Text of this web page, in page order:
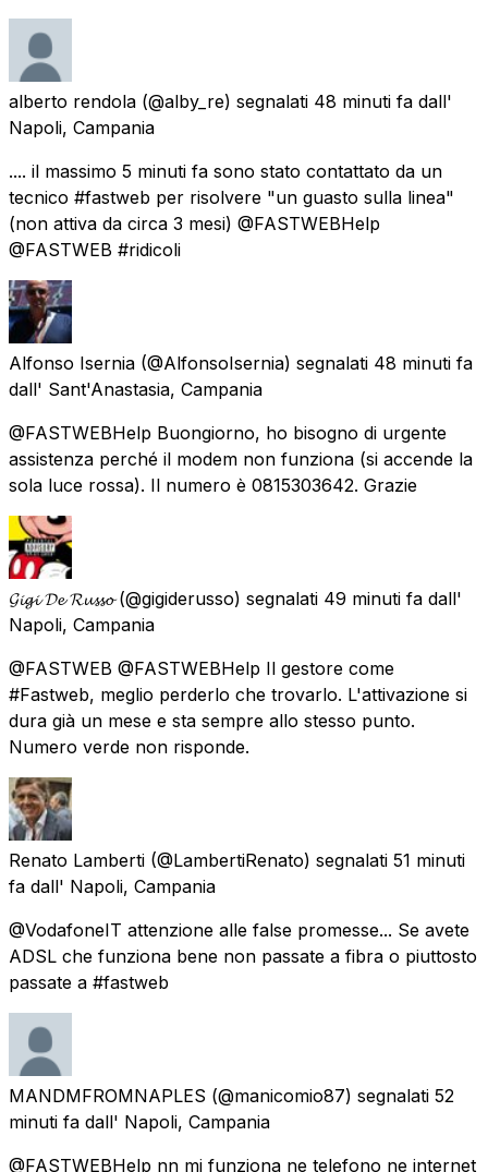
alberto rendola (@alby_re) segnalati 48 minuti fa dall'
Napoli, Campania
.... il massimo 5 minuti fa sono stato contattato da un
tecnico #fastweb per risolvere "un guasto sulla linea"
(non attiva da circa 3 mesi) @FASTWEBHelp
@FASTWEB #ridicoli
Alfonso Isernia (@AlfonsoIsernia) segnalati 48 minuti fa
dall' Sant'Anastasia, Campania
@FASTWEBHelp Buongiorno, ho bisogno di urgente
assistenza perché il modem non funziona (si accende la
sola luce rossa). Il numero è 0815303642. Grazie
𝓖𝓲𝓰𝓲 𝓓𝓮 𝓡𝓾𝓼𝓼𝓸 (@gigiderusso) segnalati 49 minuti fa dall'
Napoli, Campania
@FASTWEB @FASTWEBHelp Il gestore come
#Fastweb, meglio perderlo che trovarlo. L'attivazione si
dura già un mese e sta sempre allo stesso punto.
Numero verde non risponde.
Renato Lamberti (@LambertiRenato) segnalati 51 minuti
fa dall' Napoli, Campania
@VodafoneIT attenzione alle false promesse... Se avete
ADSL che funziona bene non passate a fibra o piuttosto
passate a #fastweb
MANDMFROMNAPLES (@manicomio87) segnalati 52
minuti fa dall' Napoli, Campania
@FASTWEBHelp nn mi funziona ne telefono ne internet